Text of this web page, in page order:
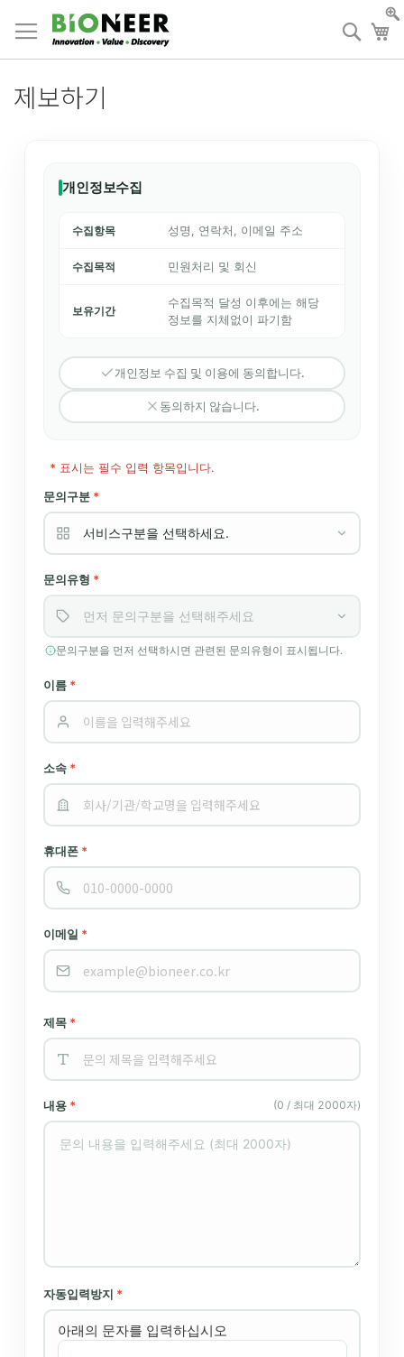
to
Content
검
색
제보하기
개인정보수집
수집항목 성명, 연락처, 이메일 주소
수집목적 민원처리 및 회신
보유기간
수집목적 달성 이후에는 해당
정보를 지체없이 파기함
개인정보 수집 및 이용에 동의합니다.
동의하지 않습니다.
* 표시는 필수 입력 항목입니다.
문의구분 *
문의유형 *
문의구분을 먼저 선택하시면 관련된 문의유형이 표시됩니다.
이름 *
소속 *
휴대폰 *
이메일 *
제목 *
내용 * (0 / 최대 2000자)
자동입력방지 *
아래의 문자를 입력하십시오